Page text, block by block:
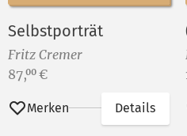
Selbstporträt
Fritz Cremer
Preis:
87,00 €
Merken Details